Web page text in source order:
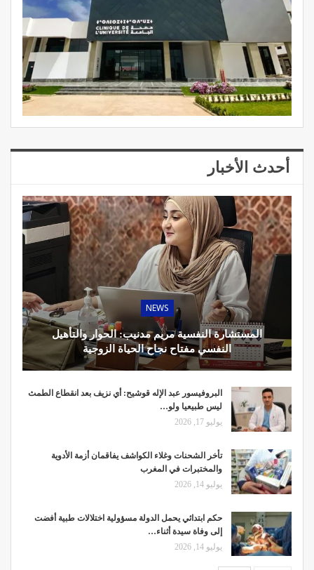
أحدث الأخبار
NEWS
المستشارة النفسية مريم مدنيب: الحوار والتأهيل
النفسي مفتاح نجاح الحياة الزوجية
البروفيسور عبد الإله قوشيح: أي نزيف بعد انقطاع الطمث
ليس طبيعيا ولو…
يوليو 17, 2026
تأخر الشحنات وغلاء الكواشف يفاقمان أزمة الأدوية
والمختبرات في المغرب
يوليو 14, 2026
حكم ابتدائي يحمل الدولة مسؤولية اختلالات طبية أفضت
إلى وفاة سيدة أثناء…
يوليو 14, 2026